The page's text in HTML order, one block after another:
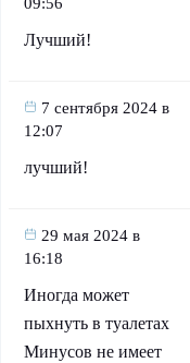
Лучший!
7 сентября 2024 в
12:07
лучший!
29 мая 2024 в
16:18
Иногда может
пыхнуть в туалетах
Минусов не имеет